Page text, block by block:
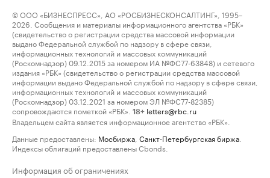
© ООО «БИЗНЕСПРЕСС», АО «РОСБИЗНЕСКОНСАЛТИНГ», 1995–
2026. Сообщения и материалы информационного агентства «РБК»
(свидетельство о регистрации средства массовой информации
выдано Федеральной службой по надзору в сфере связи,
информационных технологий и массовых коммуникаций
(Роскомнадзор) 09.12.2015 за номером ИА №ФС77-63848) и сетевого
издания «РБК» (свидетельство о регистрации средства массовой
информации выдано Федеральной службой по надзору в сфере связи,
информационных технологий и массовых коммуникаций
(Роскомнадзор) 03.12.2021 за номером ЭЛ №ФС77-82385)
сопровождаются пометкой «РБК».
18+ letters@rbc.ru
Владельцем сайта является информационное агентство «РБК».
Данные предоставлены: Мосбиржа Санкт-Петербургская биржа
Индексы облигаций предоставлены Cbonds.
Информация об ограничениях